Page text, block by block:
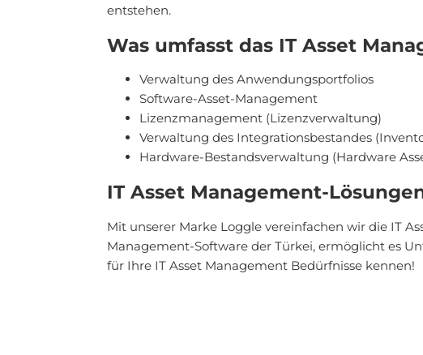
entstehen.
Was umfasst das IT Asset
Verwaltung des Anwendungsportfolios
Software-Asset-Management
Lizenzmanagement (Lizenzverwaltung)
Verwaltung des Integrationsbestandes
Hardware-Bestandsverwaltung (Hardware
IT Asset Management-
Mit unserer Marke Loggle vereinfachen wir die IT
Management-Software der Türkei, ermöglicht es
für Ihre IT Asset Management Bedürfnisse kennen!